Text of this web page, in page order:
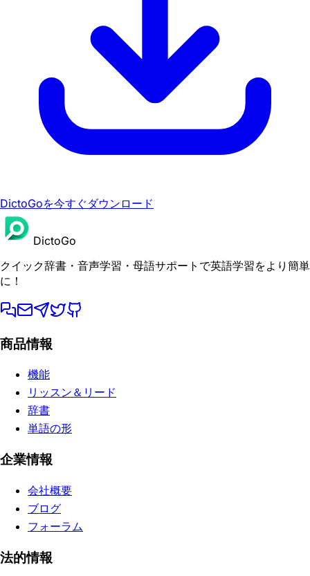
DictoGoを今すぐダウンロード
DictoGo
クイック辞書・音声学習・母語サポートで英語学習をより簡単
に！
商品情報
機能
リッスン＆リード
辞書
単語の形
企業情報
会社概要
ブログ
フォーラム
法的情報